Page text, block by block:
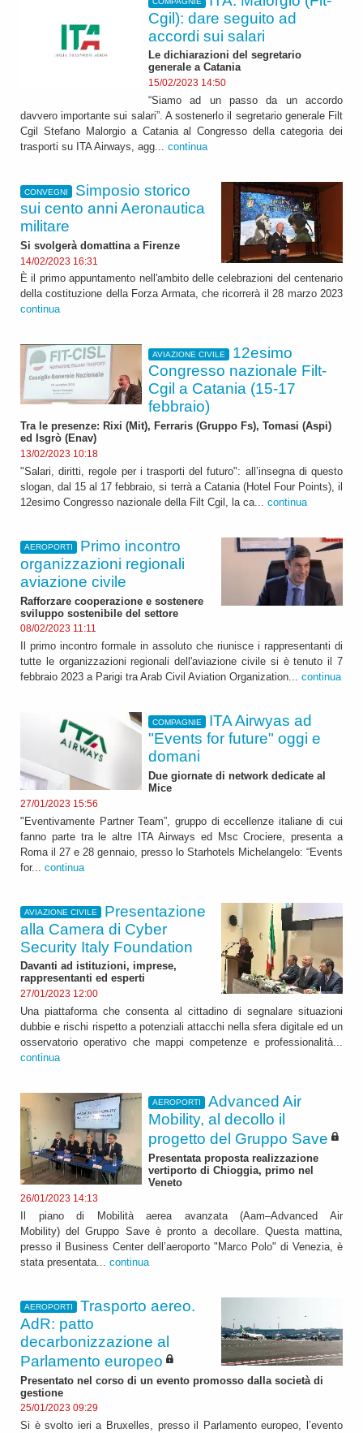
Cgil): dare seguito ad
accordi sui salari
Le dichiarazioni del segretario
generale a Catania
15/02/2023 14:50
“Siamo ad un passo da un accordo
davvero importante sui salari”. A sostenerlo il segretario generale Filt
Cgil Stefano Malorgio a Catania al Congresso della categoria dei
trasporti su ITA Airways, agg... continua
CONVEGNI
Simposio storico
sui cento anni Aeronautica
militare
Si svolgerà domattina a Firenze
14/02/2023 16:31
È il primo appuntamento nell'ambito delle celebrazioni del centenario
della costituzione della Forza Armata, che ricorrerà il 28 marzo 2023
continua
AVIAZIONE CIVILE
12esimo
Congresso nazionale Filt-
Cgil a Catania (15-17
febbraio)
Tra le presenze: Rixi (Mit), Ferraris (Gruppo Fs), Tomasi (Aspi)
ed Isgrò (Enav)
13/02/2023 10:18
"Salari, diritti, regole per i trasporti del futuro": all’insegna di questo
slogan, dal 15 al 17 febbraio, si terrà a Catania (Hotel Four Points), il
12esimo Congresso nazionale della Filt Cgil, la ca... continua
AEROPORTI
Primo incontro
organizzazioni regionali
aviazione civile
Rafforzare cooperazione e sostenere
sviluppo sostenibile del settore
08/02/2023 11:11
Il primo incontro formale in assoluto che riunisce i rappresentanti di
tutte le organizzazioni regionali dell'aviazione civile si è tenuto il 7
febbraio 2023 a Parigi tra Arab Civil Aviation Organization... continua
COMPAGNIE
ITA Airwyas ad
"Events for future" oggi e
domani
Due giornate di network dedicate al
Mice
27/01/2023 15:56
"Eventivamente Partner Team”, gruppo di eccellenze italiane di cui
fanno parte tra le altre ITA Airways ed Msc Crociere, presenta a
Roma il 27 e 28 gennaio, presso lo Starhotels Michelangelo: “Events
for... continua
AVIAZIONE CIVILE
Presentazione
alla Camera di Cyber
Security Italy Foundation
Davanti ad istituzioni, imprese,
rappresentanti ed esperti
27/01/2023 12:00
Una piattaforma che consenta al cittadino di segnalare situazioni
dubbie e rischi rispetto a potenziali attacchi nella sfera digitale ed un
osservatorio operativo che mappi competenze e professionalità...
continua
AEROPORTI
Advanced Air
Mobility, al decollo il
progetto del Gruppo Save
Presentata proposta realizzazione
vertiporto di Chioggia, primo nel
Veneto
26/01/2023 14:13
Il piano di Mobilità aerea avanzata (Aam–Advanced Air
Mobility) del Gruppo Save è pronto a decollare. Questa mattina,
presso il Business Center dell’aeroporto "Marco Polo" di Venezia, è
stata presentata... continua
AEROPORTI
Trasporto aereo.
AdR: patto
decarbonizzazione al
Parlamento europeo
Presentato nel corso di un evento promosso dalla società di
gestione
25/01/2023 09:29
Si è svolto ieri a Bruxelles, presso il Parlamento europeo, l’evento